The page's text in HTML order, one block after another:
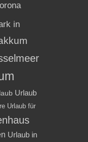
in
Urlaub
Urlaub für
Urlaub in